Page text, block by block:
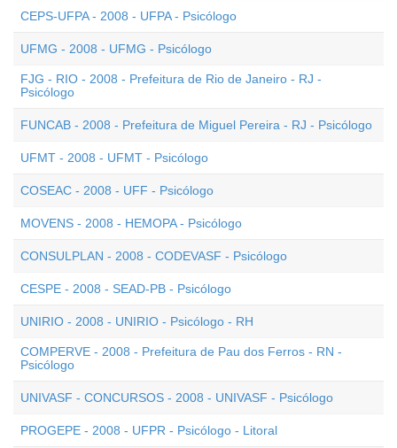
CEPS-UFPA - 2008 - UFPA - Psicólogo
UFMG - 2008 - UFMG - Psicólogo
FJG - RIO - 2008 - Prefeitura de Rio de Janeiro - RJ -
Psicólogo
FUNCAB - 2008 - Prefeitura de Miguel Pereira - RJ - Psicólogo
UFMT - 2008 - UFMT - Psicólogo
COSEAC - 2008 - UFF - Psicólogo
MOVENS - 2008 - HEMOPA - Psicólogo
CONSULPLAN - 2008 - CODEVASF - Psicólogo
CESPE - 2008 - SEAD-PB - Psicólogo
UNIRIO - 2008 - UNIRIO - Psicólogo - RH
COMPERVE - 2008 - Prefeitura de Pau dos Ferros - RN -
Psicólogo
UNIVASF - CONCURSOS - 2008 - UNIVASF - Psicólogo
PROGEPE - 2008 - UFPR - Psicólogo - Litoral